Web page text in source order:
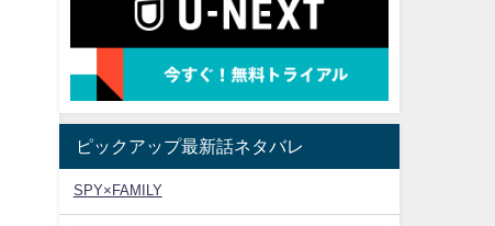
ピックアップ最新話ネタバレ
SPY×FAMILY